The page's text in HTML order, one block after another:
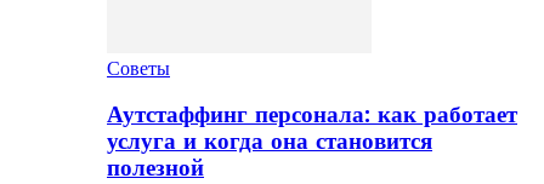
Советы
Аутстаффинг персонала: как работает
услуга и когда она становится
полезной